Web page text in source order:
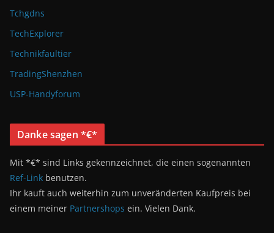
Tchgdns
TechExplorer
Technikfaultier
TradingShenzhen
USP-Handyforum
Danke sagen *€*
Mit *€* sind Links gekennzeichnet, die einen sogenannten
Ref-Link benutzen.
Ihr kauft auch weiterhin zum unveränderten Kaufpreis bei
einem meiner Partnershops ein. Vielen Dank.